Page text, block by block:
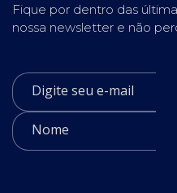
Fique por dentro das
nossa newsletter e não